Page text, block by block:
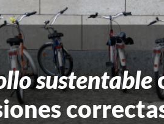
sustentable